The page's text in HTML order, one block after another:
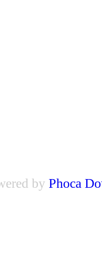
by Phoca